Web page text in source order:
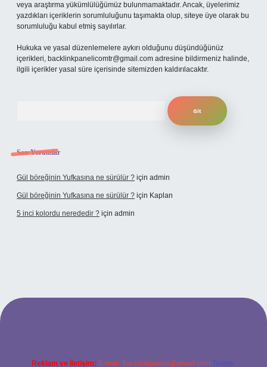
veya araştırma yükümlülüğümüz bulunmamaktadır. Ancak, üyelerimiz
yazdıkları içeriklerin sorumluluğunu taşımakta olup, siteye üye olarak bu
sorumluluğu kabul etmiş sayılırlar.
Hukuka ve yasal düzenlemelere aykırı olduğunu düşündüğünüz
içerikleri, backlinkpanelicomtr@gmail.com adresine bildirmeniz halinde,
ilgili içerikler yasal süre içerisinde sitemizden kaldırılacaktır.
Son Yorumlar
Gül böreğinin Yufkasına ne sürülür ? için admin
Gül böreğinin Yufkasına ne sürülür ? için Kaplan
5 inci kolordu nerededir ? için admin
Reklam ve İletişim: E-mail: backlinkpaneli@gmail.com Teams: